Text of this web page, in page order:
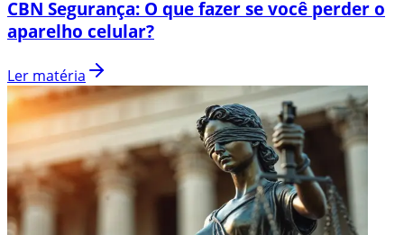
CBN Segurança: O que fazer se você perder o
aparelho celular?
Ler matéria